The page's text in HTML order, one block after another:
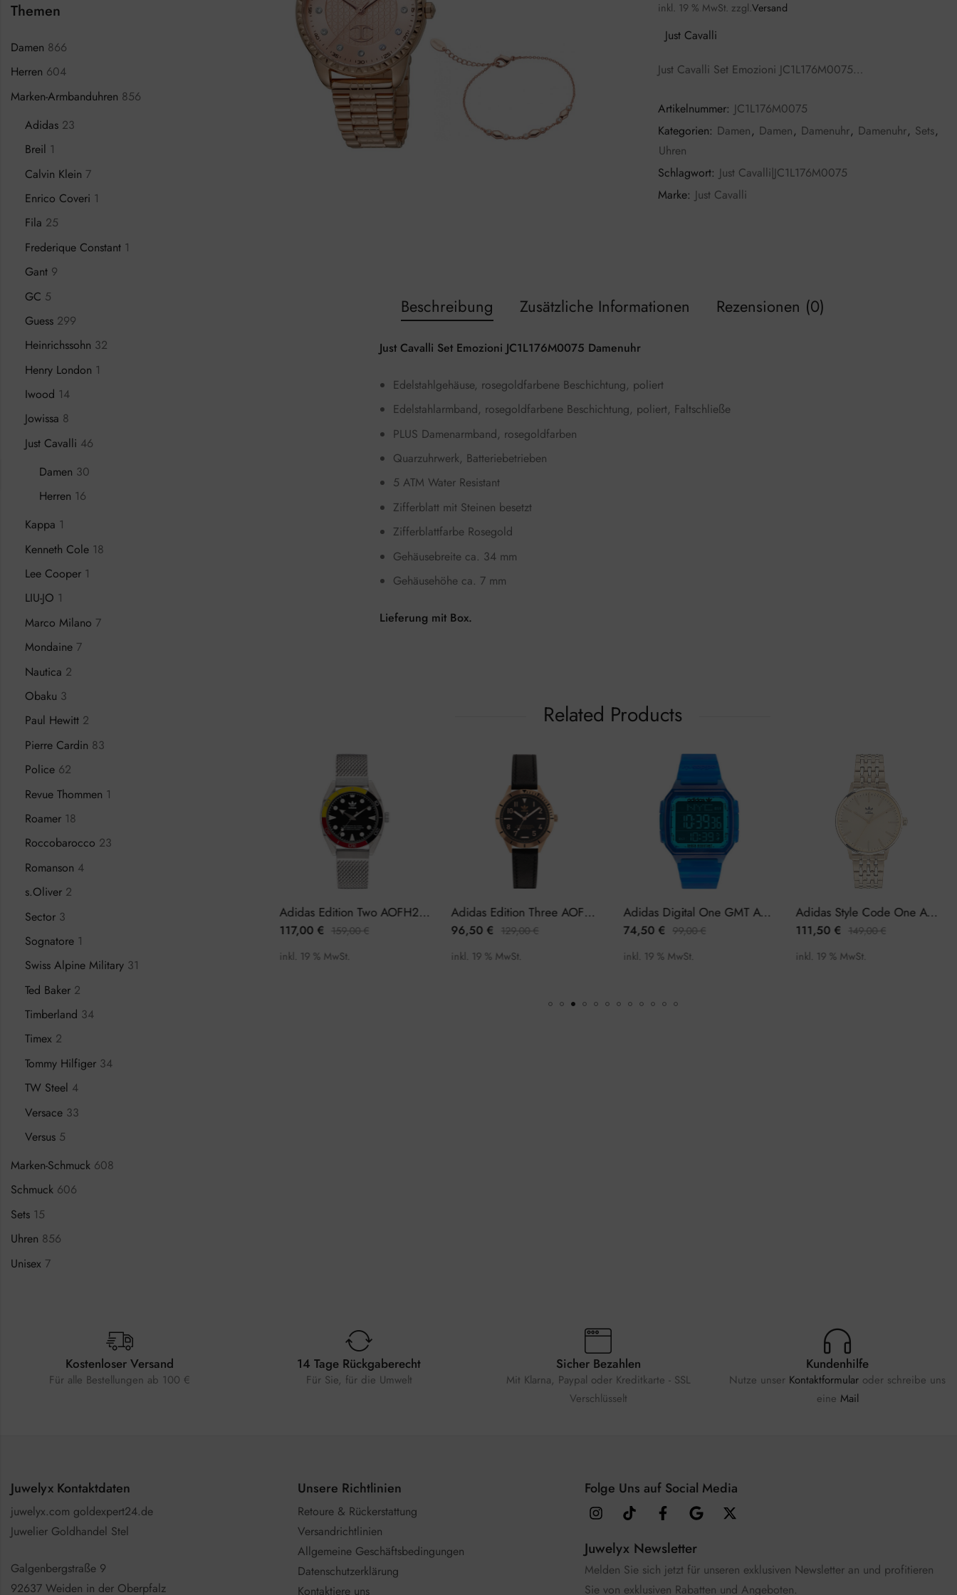
inkl. 19 % MwSt. zzgl.Versand
Just Cavalli
Just Cavalli Set Emozioni JC1L176M0075…
Artikelnummer: JC1L176M0075
Kategorien: Damen, Damen, Damenuhr, Damenuhr, Sets,
Uhren
Schlagwort: Just Cavalli|JC1L176M0075
Marke: Just Cavalli
Beschreibung Zusätzliche Informationen Rezensionen (0)
Just Cavalli Set Emozioni JC1L176M0075 Damenuhr
Edelstahlgehäuse, rosegoldfarbene Beschichtung, poliert
Edelstahlarmband, rosegoldfarbene Beschichtung, poliert, Faltschließe
PLUS Damenarmband, rosegoldfarben
Quarzuhrwerk, Batteriebetrieben
5 ATM Water Resistant
Zifferblatt mit Steinen besetzt
Zifferblattfarbe Rosegold
Gehäusebreite ca. 34 mm
Gehäusehöhe ca. 7 mm
Lieferung mit Box.
Related Products
Calvin Klein Step K6K33143 Damenuhr
inkl. 19 % MwSt.
Adidas Edition Two AOFH22502 Herrenuhr
117,00€ 159,00€
inkl. 19 % MwSt.
Adidas Edition Three AOFH22507 Damenuhr
96,50€ 129,00€
inkl. 19 % MwSt.
Adidas Digital One GMT AOST22047 Herrenuhr Chronograph
74,50€ 99,00€
inkl. 19 % MwSt.
Adidas Style Code One AOSY22024 Damenuhr
111,50€ 149,00€
inkl. 19 % MwSt.
Themen
Damen 866
Herren 604
Marken-Armbanduhren 856
Adidas 23
Breil 1
Calvin Klein 7
Enrico Coveri 1
Fila 25
Frederique Constant 1
Gant 9
GC 5
Guess 299
Heinrichssohn 32
Henry London 1
Iwood 14
Jowissa 8
Just Cavalli 46
Damen 30
Herren 16
Kappa 1
Kenneth Cole 18
Lee Cooper 1
LIU-JO 1
Marco Milano 7
Mondaine 7
Nautica 2
Obaku 3
Paul Hewitt 2
Pierre Cardin 83
Police 62
Revue Thommen 1
Roamer 18
Roccobarocco 23
Romanson 4
s.Oliver 2
Sector 3
Sognatore 1
Swiss Alpine Military 31
Ted Baker 2
Timberland 34
Timex 2
Tommy Hilfiger 34
TW Steel 4
Versace 33
Versus 5
Marken-Schmuck 608
Schmuck 606
Sets 15
Uhren 856
Unisex 7
Kostenloser Versand
Für alle Bestellungen ab 100 €
14 Tage Rückgaberecht
Für Sie, für die Umwelt
Sicher Bezahlen
Mit Klarna, Paypal oder Kreditkarte - SSL
Verschlüsselt
Kundenhilfe
Nutze unser Kontaktformular oder schreibe uns
eine Mail
Juwelyx Kontaktdaten
juwelyx.com goldexpert24.de
Juwelier Goldhandel Stel
Galgenbergstraße 9
92637 Weiden in der Oberpfalz
Unsere Richtlinien
Retoure & Rückerstattung
Versandrichtlinien
Allgemeine Geschäftsbedingungen
Datenschutzerklärung
Kontaktiere uns
Folge Uns auf Social Media
Juwelyx Newsletter
Melden Sie sich jetzt für unseren exklusiven Newsletter an und profitieren
Sie von exklusiven Rabatten und Angeboten.